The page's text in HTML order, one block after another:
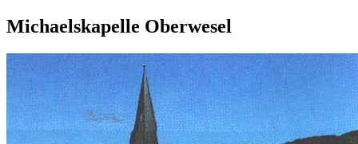
Michaelskapelle Oberwesel